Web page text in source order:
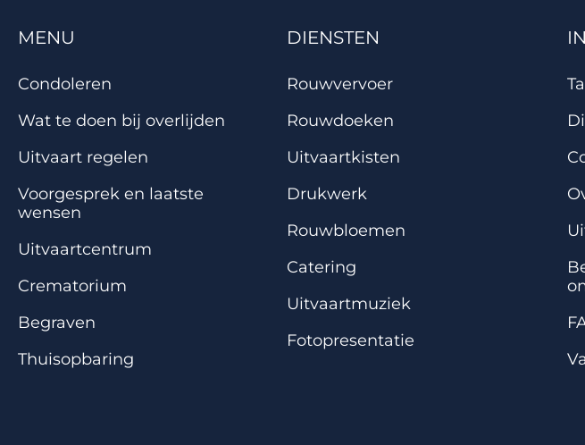
MENU
Condoleren
Wat te doen bij overlijden
Uitvaart regelen
Voorgesprek en laatste
wensen
Uitvaartcentrum
Crematorium
Begraven
Thuisopbaring
DIENSTEN
Rouwvervoer
Rouwdoeken
Uitvaartkisten
Drukwerk
Rouwbloemen
Catering
Uitvaartmuziek
Fotopresentatie